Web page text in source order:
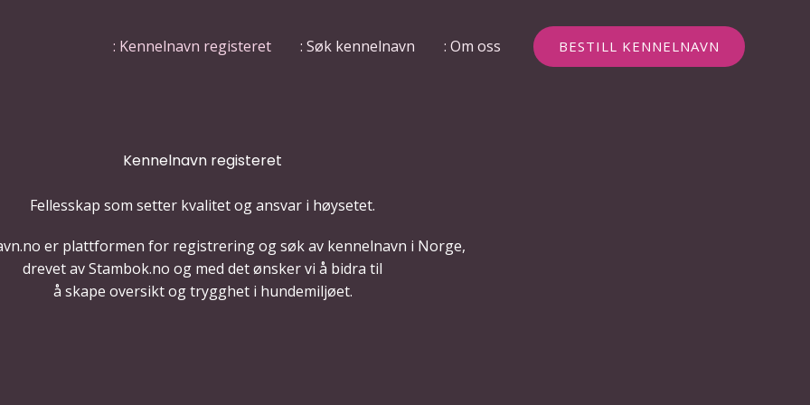
: Kennelnavn registeret : Søk kennelnavn : Om oss BESTILL KENNELNAVN
Kennelnavn registeret
Fellesskap som setter kvalitet og ansvar i høysetet.
er plattformen for registrering og søk av kennelnavn i Norge,
drevet av Stambok.no og med det ønsker vi å bidra til
å skape oversikt og trygghet i hundemiljøet.